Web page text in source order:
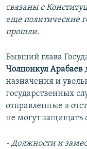
связаны с
еще политические
прошли.
Бывший глава
Чолпонкул Арабаев
назначения и
государственных
отправленные в
не могут защищать
- Должности и